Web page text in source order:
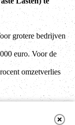
grotere bedrijven
euro. Voor de
omzetverlies